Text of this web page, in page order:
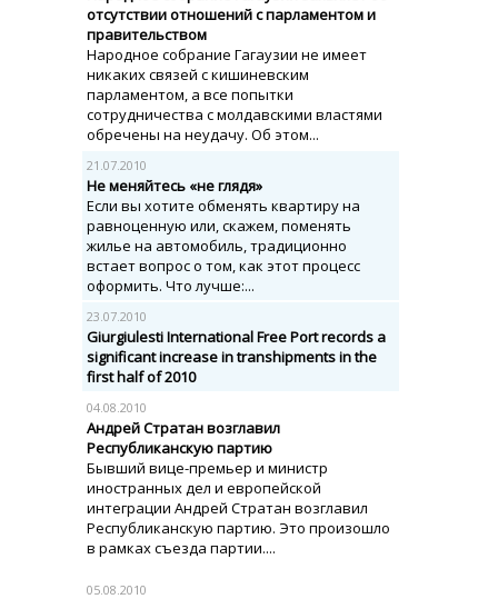
отсутствии отношений с парламентом и
правительством
Народное собрание Гагаузии не имеет
никаких связей с кишиневским
парламентом, а все попытки
сотрудничества с молдавскими властями
обречены на неудачу. Об этом...
21.07.2010
Не меняйтесь «не глядя»
Если вы хотите обменять квартиру на
равноценную или, скажем, поменять
жилье на автомобиль, традиционно
встает вопрос о том, как этот процесс
оформить. Что лучше:...
23.07.2010
Giurgiulesti International Free Port records a
significant increase in transhipments in the
first half of 2010
04.08.2010
Андрей Стратан возглавил
Республиканскую партию
Бывший вице-премьер и министр
иностранных дел и европейской
интеграции Андрей Стратан возглавил
Республиканскую партию. Это произошло
в рамках съезда партии....
05.08.2010